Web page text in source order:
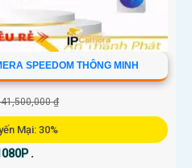
SPEEDOM THÔNG MINH
₫
Mại: 30%
.